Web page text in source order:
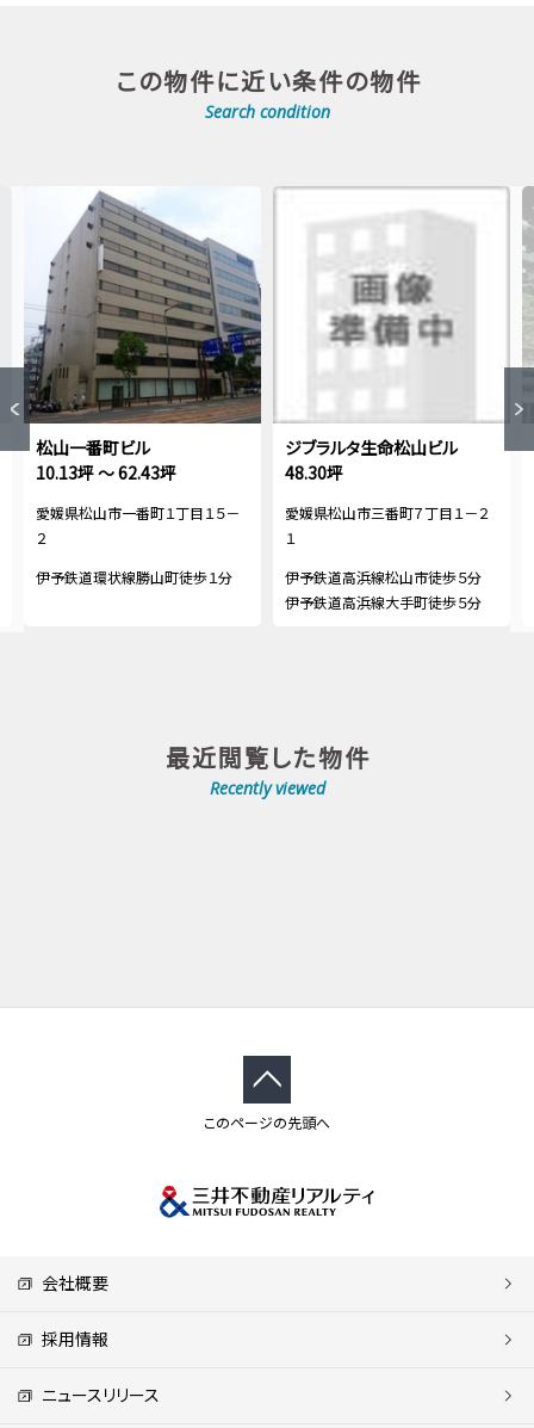
この物件に近い条件の物件
Search condition
松山一番町ビル
10.13坪 ～ 62.43坪
愛媛県松山市一番町１丁目１５－
２
伊予鉄道環状線勝山町徒歩１分
ジブラルタ生命松山ビル
48.30坪
愛媛県松山市三番町７丁目１－２
１
伊予鉄道高浜線松山市徒歩５分
伊予鉄道高浜線大手町徒歩５分
最近閲覧した物件
Recently viewed
このページの先頭へ
会社概要
採用情報
ニュースリリース